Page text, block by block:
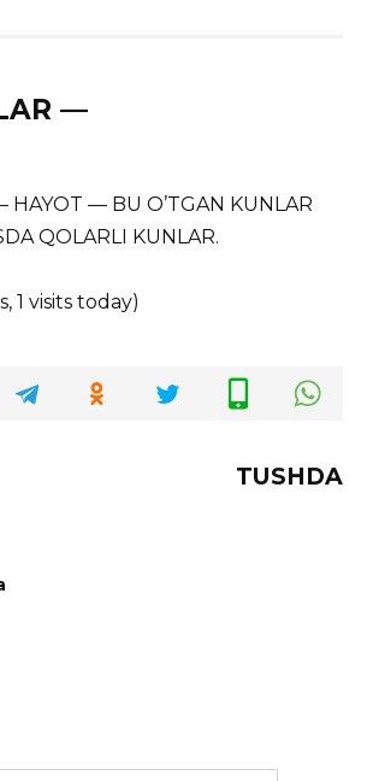
—
HAYOT — BU O’TGAN KUNLAR
QOLARLI KUNLAR.
1 visits today)
TUSHDA